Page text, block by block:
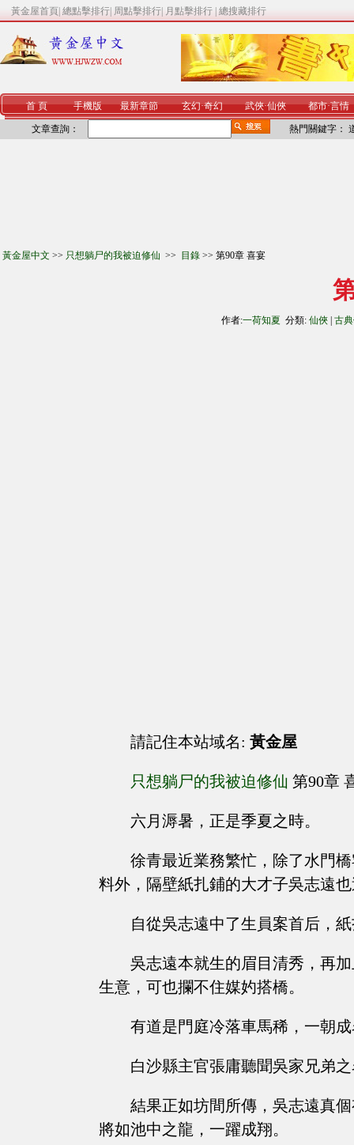
黃金屋首頁 總點擊排行 周點擊排行 月點擊排行 總搜藏排行
首 頁 手機版 最新章節 玄幻·奇幻 武俠·仙俠 都市·言情
文章查詢： 熱門關鍵字：
黃金屋中文 >> 只想躺尸的我被迫修仙 >> 目錄 >> 第90章 喜宴
作者:一荷知夏 分類: 仙俠 古
請記住本站域名: 黃金屋
只想躺尸的我被迫修仙 第90章
六月溽暑，正是季夏之時。
徐青最近業務繁忙，除了水門
料外，隔壁紙扎鋪的大才子吳志遠
自從吳志遠中了生員案首后，
吳志遠本就生的眉目清秀，再
生意，可也攔不住媒妁搭橋。
有道是門庭冷落車馬稀，一朝
白沙縣主官張庸聽聞吳家兄弟
結果正如坊間所傳，吳志遠真
將如池中之龍，一躍成翔。